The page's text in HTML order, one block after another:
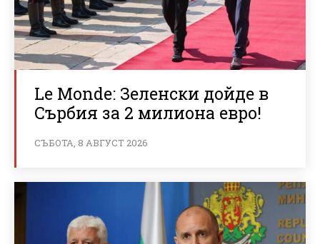
Le Monde: Зеленски дойде в
Сърбия за 2 милиона евро!
СЪБОТА, 8 АВГУСТ 2026